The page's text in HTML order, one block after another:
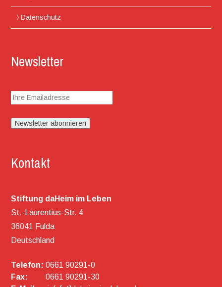
Datenschutz
Newsletter
Kontakt
Stiftung daHeim im Leben
St.-Laurentius-Str. 4
36041 Fulda
Deutschland
Telefon: 0661 90291-0
Fax:
0661 90291-30